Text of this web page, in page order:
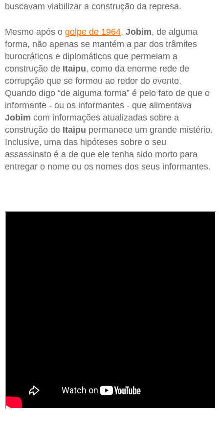
buscavam viabilizar a construção da represa.
Mesmo após o golpe de 1964, Jobim, de alguma
forma, não apenas se mantém a par dos trâmites
burocráticos e diplomáticos que permeiam a
construção de Itaipu, como da enorme rede de
corrupção que se formou ao redor do evento.
Quando digo “de alguma forma” é pelo fato de que o
informante - ou os informantes - que alimentava
Jobim com informações atualizadas sobre a
construção de Itaipu permanece um grande mistério.
Inclusive, uma das hipóteses sobre o seu
assassinato é a de que ele tenha sido morto para
entregar o nome ou os nomes dos seus informantes.